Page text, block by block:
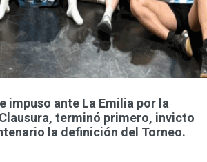
impuso ante La Emilia por la
terminó primero, invicto
la definición del Torneo.